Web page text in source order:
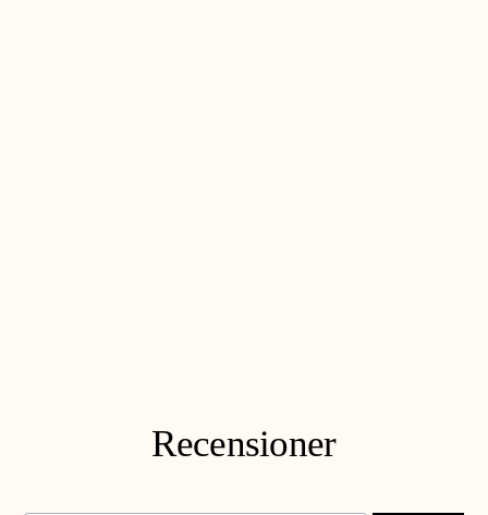
Recensioner